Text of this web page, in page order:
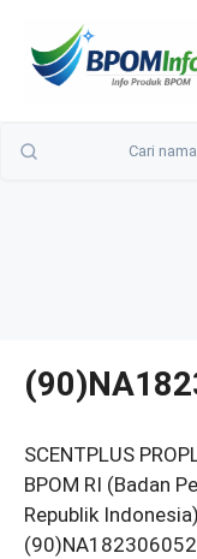
SCENTPLUS
BPOM RI (Badan
Republik